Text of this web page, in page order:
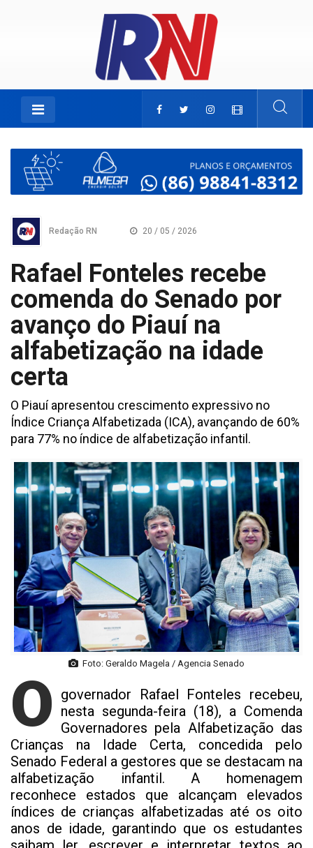
Redação RN 20 / 05 / 2026
Rafael Fonteles recebe
comenda do Senado por
avanço do Piauí na
alfabetização na idade
certa
O Piauí apresentou crescimento expressivo no
Índice Criança Alfabetizada (ICA), avançando de 60%
para 77% no índice de alfabetização infantil.
Foto: Geraldo Magela / Agencia Senado
O governador Rafael Fonteles recebeu,
nesta segunda-feira (18), a Comenda
Governadores pela Alfabetização das
Crianças na Idade Certa, concedida pelo
Senado Federal a gestores que se destacam na
alfabetização infantil. A homenagem
reconhece estados que alcançam elevados
índices de crianças alfabetizadas até os oito
anos de idade, garantindo que os estudantes